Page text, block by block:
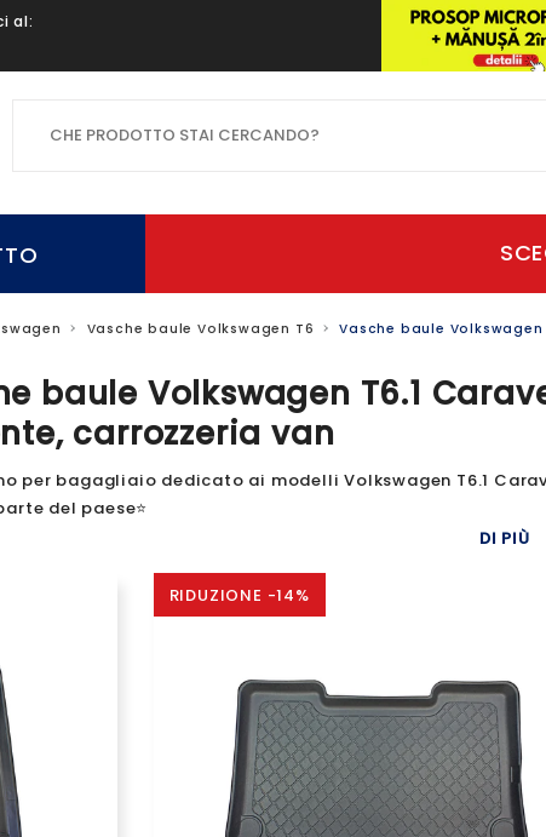
al:
Vasche baule Volkswagen T6 Vasche baule
baule Volkswagen T6.1
carrozzeria van
per bagagliaio dedicato ai modelli Volkswagen T6.1
del paese⭐
DI PIÙ
RIDUZIONE -14%